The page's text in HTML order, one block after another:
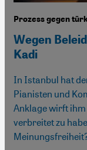
Prozess gegen
Wegen
Kadi
In Istanbul hat
Pianisten und
Anklage wirft
verbreitet zu